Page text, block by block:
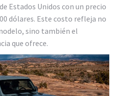
Estados Unidos con un precio
dólares. Este costo refleja no
sino también el
que ofrece.